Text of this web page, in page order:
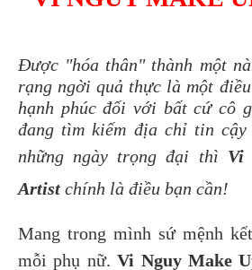
Được "hóa thân" thành một
rạng ngời quả thực là một
hạnh phúc đối với bất cứ cô
đang tìm kiếm địa chỉ tin cậy
những ngày trọng đại thì Vi
Artist chính là điều bạn cần!
Mang trong mình sứ mệnh
mỗi phụ nữ.Vi Nguy Make